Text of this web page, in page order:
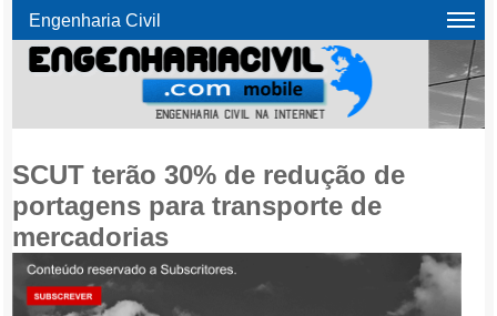
Engenharia Civil
SCUT terão 30% de redução de
portagens para transporte de
mercadorias